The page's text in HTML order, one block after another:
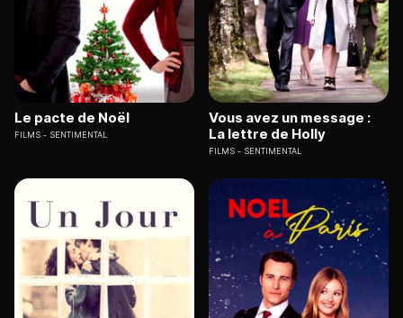
Le pacte de Noël
FILMS SENTIMENTAL
Vous avez un message :
La lettre de Holly
FILMS SENTIMENTAL